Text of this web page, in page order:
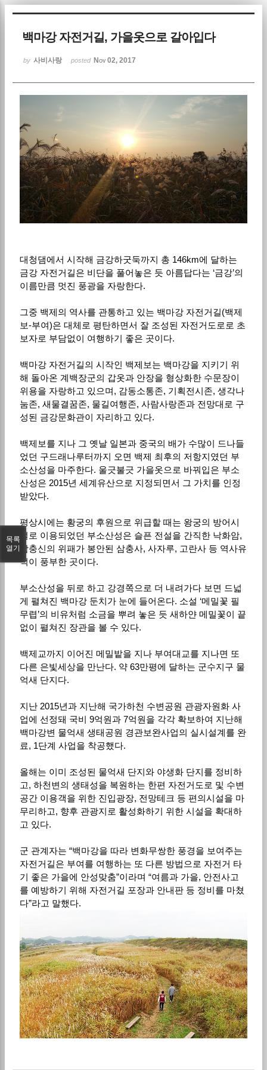
백마강 자전거길, 가을옷으로 갈아입다
by 사비사랑 posted Nov 02, 2017
대청댐에서 시작해 금강하굿둑까지 총 146km에 달하는
금강 자전거길은 비단을 풀어놓은 듯 아름답다는 ‘금강’의
이름만큼 멋진 풍광을 자랑한다.
그중 백제의 역사를 관통하고 있는 백마강 자전거길(백제
보-부여)은 대체로 평탄하면서 잘 조성된 자전거도로로 초
보자로 부담없이 여행하기 좋은 곳이다.
백마강 자전거길의 시작인 백제보는 백마강을 지키기 위
해 돌아온 계백장군의 갑옷과 안장을 형상화한 수문장이
위용을 자랑하고 있으며, 감동소통존, 기획전시존, 생각나
눔존, 새물결꿈존, 물길여행존, 사람사랑존과 전망대로 구
성된 금강문화관이 자리하고 있다.
백제보를 지나 그 옛날 일본과 중국의 배가 수많이 드나들
었던 구드래나루터까지 오면 백제 최후의 저항지였던 부
소산성을 마주한다. 울긋불긋 가을옷으로 바꿔입은 부소
산성은 2015년 세계유산으로 지정되면서 그 가치를 인정
받았다.
평상시에는 황궁의 후원으로 위급할 때는 왕궁의 방어시
설로 이용되었던 부소산성은 슬픈 전설을 간직한 낙화암,
삼충신의 위패가 봉안된 삼충사, 사자루, 고란사 등 역사유
적이 풍부한 곳이다.
부소산성을 뒤로 하고 강경쪽으로 더 내려가다 보면 드넓
게 펼쳐진 백마강 둔치가 눈에 들어온다. 소설 ‘메밀꽃 필
무렵’의 비유처럼 소금을 뿌려 놓은 듯 새하얀 메밀꽃이 끝
없이 펼쳐진 장관을 볼 수 있다.
백제교까지 이어진 메밀밭을 지나 부여대교를 지나면 또
다른 은빛세상을 만난다. 약 63만평에 달하는 군수지구 물
억새 단지다.
지난 2015년과 지난해 국가하천 수변공원 관광자원화 사
업에 선정돼 국비 9억원과 7억원을 각각 확보하여 지난해
백마강변 물억새 생태공원 경관보완사업의 실시설계를 완
료, 1단계 사업을 착공했다.
올해는 이미 조성된 물억새 단지와 야생화 단지를 정비하
고, 하천변의 생태성을 복원하는 한편 자전거도로 및 수변
공간 이용객을 위한 진입광장, 전망테크 등 편의시설을 마
무리하고, 향후 관광지로 활성화하기 위한 시설을 확대하
고 있다.
군 관계자는 “백마강을 따라 변화무쌍한 풍경을 보여주는
자전거길은 부여를 여행하는 또 다른 방법으로 자전거 타
기 좋은 가을에 안성맞춤”이라며 “여름과 가을, 안전사고
를 예방하기 위해 자전거길 포장과 안내판 등 정비를 마쳤
다”라고 말했다.
목록
열기
Sketchbook5, 스케치북5
Sketchbook5, 스케치북5